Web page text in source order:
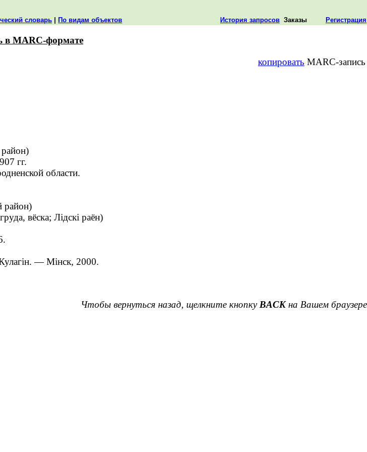
словарь По видам объектов История запросов Заказы Регистрация
в MARC-формате
копировать MARC-запись
гг.
области.
район)
вёска; Лідскі раён)
— Мінск, 2000.
Чтобы вернуться назад, щелкните кнопку BACKна Вашем браузере